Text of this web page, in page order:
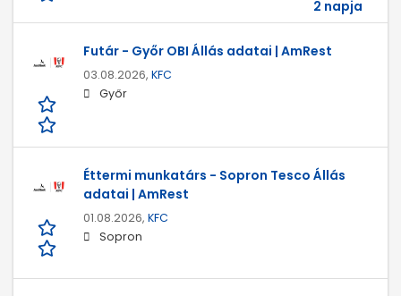
2 napja
Futár - Győr OBI Állás adatai | AmRest
03.08.2026, KFC
Győr
Éttermi munkatárs - Sopron Tesco Állás
adatai | AmRest
01.08.2026, KFC
Sopron